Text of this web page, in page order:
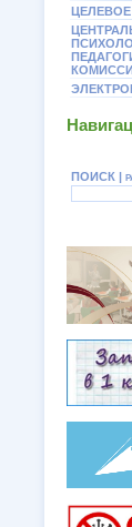
ПОИСК |